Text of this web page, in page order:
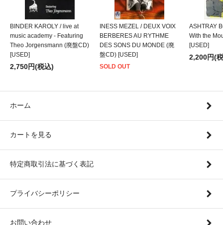
BINDER KAROLY / live at
music academy - Featuring
Theo Jorgensmann (廃盤CD)
[USED]
2,750円(税込)
INESS MEZEL / DEUX VOIX
BERBERES AU RYTHME
DES SONS DU MONDE (廃
盤CD) [USED]
SOLD OUT
ASHTRAY
With the
[USED]
2,200円(
ホーム
カートを見る
特定商取引法に基づく表記
プライバシーポリシー
お問い合わせ